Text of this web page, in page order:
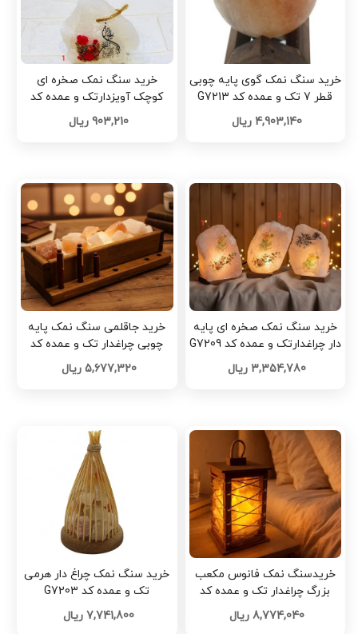
خرید سنگ نمک گوی پایه چوبی
قطر 7 تک و عمده کد G7213
4,903,140 ریال
خرید سنگ نمک صخره ای
کوچک آویزدارتک و عمده کد
G7211
903,210 ریال
خرید سنگ نمک صخره ای پایه
دار چراغدارتک و عمده کد G7209
3,354,780 ریال
خرید جاقلمی سنگ نمک پایه
چوبی چراغدار تک و عمده کد
G7207
5,677,320 ریال
خریدسنگ نمک فانوس مکعب
بزرگ چراغدار تک و عمده کد
G7205
8,774,040 ریال
خرید سنگ نمک چراغ دار هرمی
تک و عمده کد G7203
7,741,800 ریال